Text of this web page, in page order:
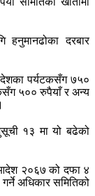
हनुमानढोका दरबार
पर्यटकसँग ७५०
५०० रुपैयाँ र अन्य
१३ मा यो बढेको
२०६७ को दफा ४
अधिकार समितिको